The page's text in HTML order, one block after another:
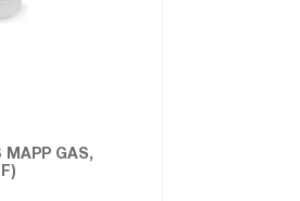
MAPP GAS,